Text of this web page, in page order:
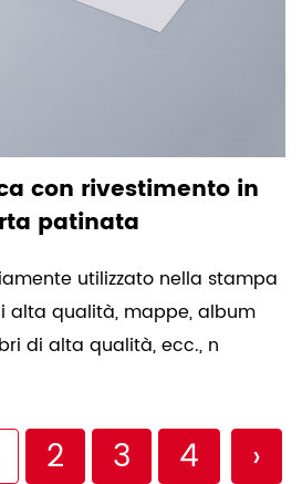
con rivestimento in
patinata
utilizzato nella stampa
alta qualità, mappe, album
di alta qualità, ecc., n
2 3 4 ›